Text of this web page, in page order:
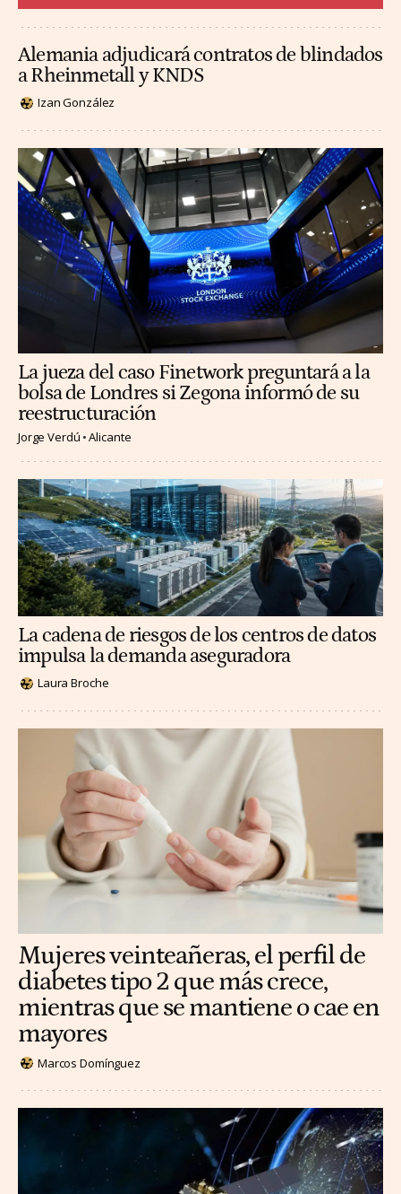
Alemania adjudicará contratos de blindados
a Rheinmetall y KNDS
Izan González
La jueza del caso Finetwork preguntará a la
bolsa de Londres si Zegona informó de su
reestructuración
Jorge Verdú Alicante
La cadena de riesgos de los centros de datos
impulsa la demanda aseguradora
Laura Broche
Mujeres veinteañeras, el perfil de
diabetes tipo 2 que más crece,
mientras que se mantiene o cae en
mayores
Marcos Domínguez